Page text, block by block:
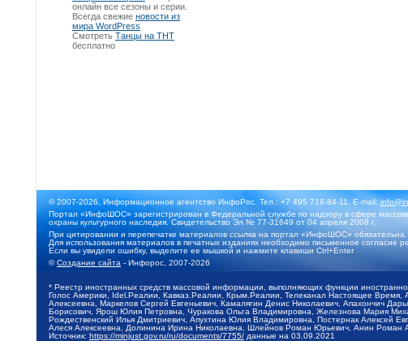
онлайн все сезоны и серии.
Всегда свежие новости из
мира WordPress
Смотреть Танцы на ТНТ
бесплатно
© 2007-2026, Информационное агентство ИнфоРос. Тел.: +7 495 718-84-11, E-mail:
Портал «ИнфоШОС» зарегистрирован в Федеральной службе по надзору в сфере
охраны культурного наследия. Свидетельство Эл № 77-31649 от 04 апреля 2008 г.
При цитировании и перепечатке материалов ссылка на портал «ИнфоШОС» обязательна.
Для использования материалов в печатных изданиях необходимо письменное согласие
Если вы увидели ошибку, выделите ее мышкой и нажмите клавиши Ctrl+Enter
©Создание сайта - Инфорос, 2007-2026
* Реестр иностранных средств массовой информации, выполняющих функции
Голос Америки, Idel.Реалии, Кавказ.Реалии, Крым.Реалии, Телеканал Настоящее
Алексеевна, Маркелов Сергей Евгеньевич, Камалягин Денис Николаевич, Апахончич
Борисович, Ярош Юлия Петровна, Чуракова Ольга Владимировна, Железнова Мария
Рождественский Илья Дмитриевич, Апухтина Юлия Владимировна, Постернак Алексей
Алеся Алексеевна, Долинина Ирина Николаевна, Шлейнов Роман Юрьевич, Анин Роман
Источник: https://minjust.gov.ru/ru/documents/7755/ данные на 03.09.2021